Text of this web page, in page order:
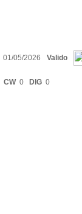
01/05/2026 Valido
CW0 DIG0